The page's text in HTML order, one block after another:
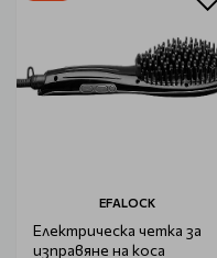
EFALOCK
Електрическа четка за
изправяне на коса